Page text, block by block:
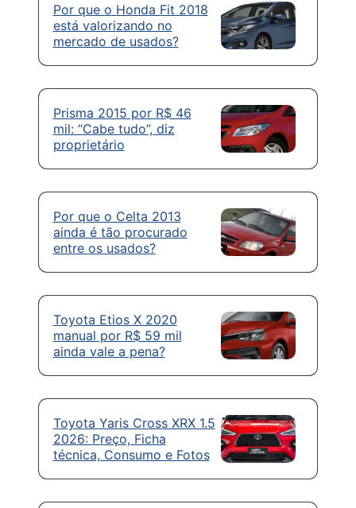
Por que o Honda Fit 2018
está valorizando no
mercado de usados?
Prisma 2015 por R$ 46
mil: “Cabe tudo”, diz
proprietário
Por que o Celta 2013
ainda é tão procurado
entre os usados?
Toyota Etios X 2020
manual por R$ 59 mil
ainda vale a pena?
Toyota Yaris Cross XRX 1.5
2026: Preço, Ficha
técnica, Consumo e Fotos